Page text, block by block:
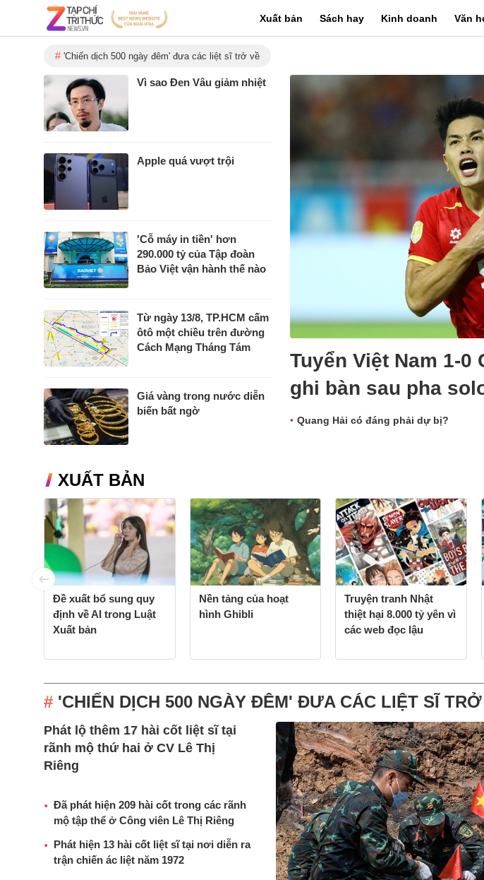
Xuất bản Sách hay Kinh doanh Văn
'Chiến dịch 500 ngày đêm' đưa các liệt sĩ trở về
Tuyển Việt Nam 1-
ghi bàn sau pha
Quang Hải có đáng phải dự bị?
Vì sao Đen Vâu giảm nhiệt
Apple quá vượt trội
'Cỗ máy in tiền' hơn
290.000 tỷ của Tập đoàn
Bảo Việt vận hành thế nào
Từ ngày 13/8, TP.HCM cấm
ôtô một chiều trên đường
Cách Mạng Tháng Tám
Giá vàng trong nước diễn
biến bất ngờ
XUẤT BẢN
Đề xuất bổ sung quy
định về AI trong Luật
Xuất bản
Nền tảng của hoạt
hình Ghibli
Truyện tranh Nhật
thiệt hại 8.000 tỷ yên vì
các web đọc lậu
'CHIẾN DỊCH 500 NGÀY ĐÊM' ĐƯA CÁC LIỆT SĨ TRỞ
Phát lộ thêm 17 hài cốt liệt sĩ tại
rãnh mộ thứ hai ở CV Lê Thị
Riêng
Đã phát hiện 209 hài cốt trong các rãnh
mộ tập thể ở Công viên Lê Thị Riêng
Phát hiện 13 hài cốt liệt sĩ tại nơi diễn ra
trận chiến ác liệt năm 1972